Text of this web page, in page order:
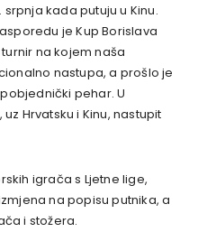
srpnja kada putuju u Kinu.
je Kup Borislava
na kojem naša
nastupa, a prošlo je
pehar. U
Hrvatsku i Kinu, nastupit
igrača s Ljetne lige,
na popisu putnika, a
i stožera.